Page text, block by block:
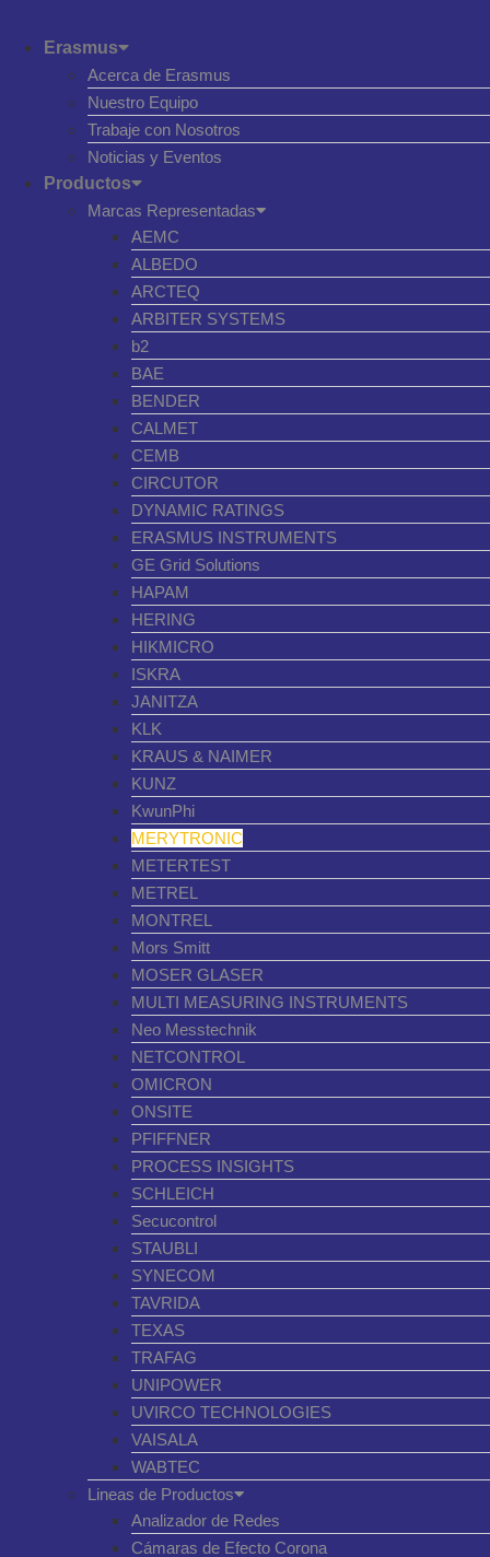
Erasmus
Acerca de Erasmus
Nuestro Equipo
Trabaje con Nosotros
Noticias y Eventos
Productos
Marcas Representadas
AEMC
ALBEDO
ARCTEQ
ARBITER SYSTEMS
b2
BAE
BENDER
CALMET
CEMB
CIRCUTOR
DYNAMIC RATINGS
ERASMUS INSTRUMENTS
GE Grid Solutions
HAPAM
HERING
HIKMICRO
ISKRA
JANITZA
KLK
KRAUS & NAIMER
KUNZ
KwunPhi
MERYTRONIC
METERTEST
METREL
MONTREL
Mors Smitt
MOSER GLASER
MULTI MEASURING INSTRUMENTS
Neo Messtechnik
NETCONTROL
OMICRON
ONSITE
PFIFFNER
PROCESS INSIGHTS
SCHLEICH
Secucontrol
STAUBLI
SYNECOM
TAVRIDA
TEXAS
TRAFAG
UNIPOWER
UVIRCO TECHNOLOGIES
VAISALA
WABTEC
Lineas de Productos
Analizador de Redes
Cámaras de Efecto Corona